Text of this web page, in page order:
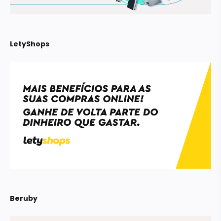
LetyShops
Beruby